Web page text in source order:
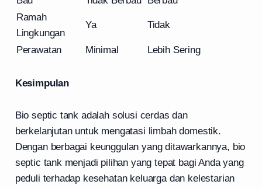
Ramah
Lingkungan
Ya Tidak
Perawatan Minimal Lebih Sering
Kesimpulan
Bio septic tank adalah solusi cerdas dan
berkelanjutan untuk mengatasi limbah domestik.
Dengan berbagai keunggulan yang ditawarkannya, bio
septic tank menjadi pilihan yang tepat bagi Anda yang
peduli terhadap kesehatan keluarga dan kelestarian